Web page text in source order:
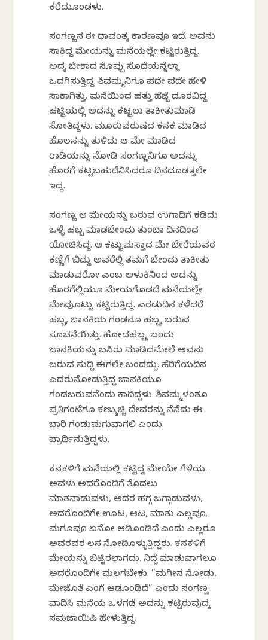
ಕರೆದುಕೊಂಡಳು.
ಸಂಗಣ್ಣನ ಈ ಧಾವಂತಕ್ಕೆ ಕಾರಣವೂ ಇದೆ. ಅವನು
ಸಾಕಿದ್ದ ಮೇಕೆಯನ್ನು ಮನೆಯಲ್ಲೇ ಕಟ್ಟಿರುತ್ತಿದ್ದ.
ಅದಕ್ಕೆ ಬೇಕಾದ ಸೊಪ್ಪು ಸೊದೆಯನ್ನೆಲ್ಲಾ
ಒದಗಿಸುತ್ತಿದ್ದ. ಶಿವಮ್ಮನಿಗೂ ಪದೇ ಪದೇ ಹೇಳಿ
ಸಾಕಾಗಿತ್ತು. ಮನೆಯಿಂದ ಹತ್ತು ಹೆಜ್ಜೆ ದೂರವಿದ್ದ
ಹಟ್ಟಿಯಲ್ಲಿ ಅದನ್ನು ಕಟ್ಟಲು ತಾಕೀತುಮಾಡಿ
ಸೋತಿದ್ದಳು. ಮೂರುವರುಷದ ಕನಕ ಮಾಡಿದ
ಹೊಲಸನ್ನು ತುಳಿದು ಆ ಮೇಕೆ ಮಾಡಿದ
ರಾಡಿಯನ್ನು ನೋಡಿ ಸಂಗಣ್ಣನಿಗೂ ಅದನ್ನು
ಹೊರಗೆ ಕಟ್ಟಬಹುದೆನಿಸಿದರೂ ದಿನದೂಡತ್ತಲೇ
ಇದ್ದ.
ಸಂಗಣ್ಣ ಆ ಮೇಕೆಯನ್ನು ಬರುವ ಉಗಾದಿಗೆ ಕಡಿದು
ಒಳ್ಳೆ ಹಬ್ಬ ಮಾಡಬೇಕೆಂದು ತುಂಬಾ ದಿನದಿಂದ
ಯೋಚಿಸಿದ್ದ. ಆ ಕಟ್ಟುಮಸ್ತಾದ ಮೇಕೆ ಬೇರೆಯವರ
ಕಣ್ಣಿಗೆ ಬಿದ್ದು ಅವರೆಲ್ಲಿ ತಮಗೆ ಬೇಕೆಂದು ತಾಕೀತು
ಮಾಡುವರೋ ಎಂಬ ಅಳುಕಿನಿಂದ ಅದನ್ನು
ಹೊರಗೆಲ್ಲಿಯೂ ಮೇಯಗೊಡದೆ ಮನೆಯಲ್ಲೇ
ಮೇವುಕೊಟ್ಟು ಕಟ್ಟಿರುತ್ತಿದ್ದ. ಎರಡುದಿನ ಕಳೆದರೆ
ಹಬ್ಬ, ಜಾನಕಿಯ ಗಂಡನೂ ಹಬ್ಬಕ್ಕೆ ಬರುವ
ಸೂಚನೆಯಿತ್ತು. ಹೋದಹಬ್ಬಕ್ಕೆ ಬಂದು
ಜಾನಕಿಯನ್ನು ಬಸಿರು ಮಾಡಿದಮೇಲೆ ಅವನು
ಬರುವ ಸುದ್ದಿ ಈಗಲೇ ಬಂದದ್ದು. ಹೆರಿಗೆಯದಿನ
ಎದರುನೋಡುತ್ತಿದ್ದ ಜಾನಕಿಯೂ
ಗಂಡಬರುವನೆಂದು ಕಾದಿದ್ದಳು. ಶಿವಮ್ಮಳಂತೂ
ಪ್ರತಿಗಂಟೆಗೂ ಕಣ್ಮುಚ್ಚಿ ದೇವರನ್ನು ನೆನೆದು ಈ
ಬಾರಿ ಗಂಡುಮಗುವಾಗಲಿ ಎಂದು
ಪ್ರಾರ್ಥಿಸುತ್ತಿದ್ದಳು.
ಕನಕಳಿಗೆ ಮನೆಯಲ್ಲಿ ಕಟ್ಟಿದ್ದ ಮೇಕೆಯೇ ಗೆಳೆಯ.
ಅವಳು ಅದರೊಂದಿಗೆ ತೊದಲು
ಮಾತನಾಡುವಳು, ಅದರ ಹಗ್ಗ ಜಗ್ಗಾಡುವಳು,
ಅದರೊಂದಿಗೇ ಊಟ, ಆಟ, ಮಾತು ಎಲ್ಲವೂ.
ಮಗೂವೂ ಏನೋ ಆಡಿಕೊಂಡಿದೆ ಎಂದು ಎಲ್ಲರೂ
ಅವರವರ ಕೆಲಸ ನೋಡಿಕೊಳ್ಳುತ್ತಿದ್ದರು. ಕನಕಳಿಗೆ
ಮೇಕೆಯನ್ನು ಬಿಟ್ಟಿರಲಾಗದು. ನಿದ್ದೆ ಮಾಡುವಾಗಲೂ
ಅದರೊಂದಿಗೇ ಮಲಗಬೇಕು. “ಮಗೀನ ನೋಡು,
ಮೇಕೆಜೊತೆ ಎಂಗೆ ಆಡಕೊಂಡಿದೆ” ಎಂದು ಸಂಗಣ್ಣ
ವಾದಿಸಿ ಮನೆಯ ಒಳಗಡೆ ಅದನ್ನು ಕಟ್ಟಿರುವುದಕ್ಕೆ
ಸಮಜಾಯಿಷಿ ಹೇಳುತ್ತಿದ್ದ.